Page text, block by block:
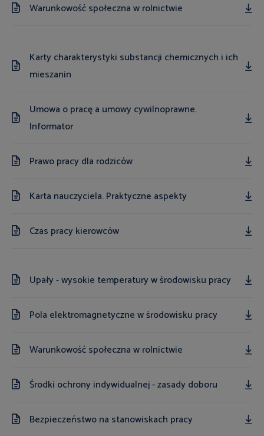
Warunkowość społeczna w rolnictwie
Karty charakterystyki substancji chemicznych i ich
mieszanin
Umowa o pracę a umowy cywilnoprawne.
Informator
Prawo pracy dla rodziców
Karta nauczyciela. Praktyczne aspekty
Czas pracy kierowców
Upały - wysokie temperatury w środowisku pracy
Pola elektromagnetyczne w środowisku pracy
Warunkowość społeczna w rolnictwie
Środki ochrony indywidualnej - zasady doboru
Bezpieczeństwo na stanowiskach pracy